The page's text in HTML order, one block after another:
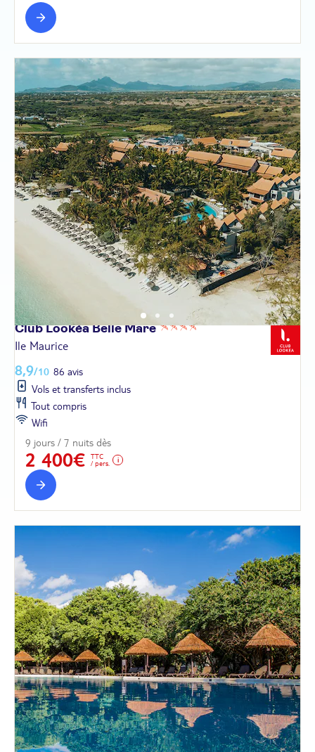
Club Lookéa BelleMare
Ile Maurice
8,9/10 86 avis
Vols et transferts inclus
Tout compris
Wifi
9 jours / 7 nuits dès
2 400€
TTC
/ pers.